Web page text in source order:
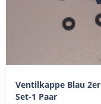
Ventilkappe Blau 2er
Set-1 Paar